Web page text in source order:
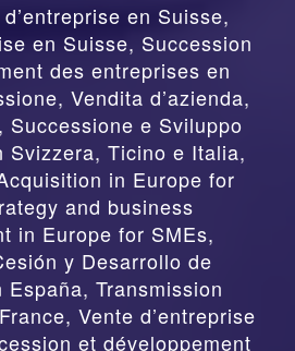
en Suisse,
en Suisse, Succession
des entreprises en
Vendita d’azienda,
Successione e Sviluppo
Svizzera, Ticino e Italia,
in Europe for
and business
in Europe for SMEs,
y Desarrollo de
España,Transmission
Vente d’entreprise
et développement